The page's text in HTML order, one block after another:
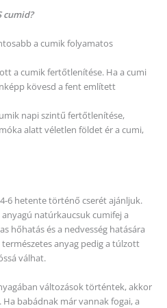
cumid?
a cumik folyamatos
a cumik fertőtlenítése. Ha a cumi
kövesd a fent említett
napi szintű fertőtlenítése,
alatt véletlen földet ér a cumi,
6 hetente történő cserét ajánljuk.
natúrkaucsuk cumifej a
hőhatás és a nedvesség hatására
anyag pedig a túlzott
válhat.
változások történtek, akkor
Ha babádnak már vannak fogai, a